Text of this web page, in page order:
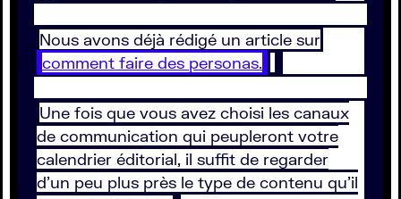
Nous avons déjà rédigé un article sur
comment faire des personas.
Une fois que vous avez choisi les canaux
de communication qui peupleront votre
calendrier éditorial, il suffit de regarder
d’un peu plus près le type de contenu qu’il